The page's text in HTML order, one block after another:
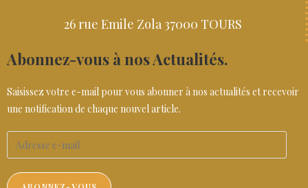
26 rue Emile Zola 37000 TOURS
Abonnez-vous à nos Actualités.
Saisissez votre e-mail pour vous abonner à nos actualités et recevoir
une notification de chaque nouvel article.